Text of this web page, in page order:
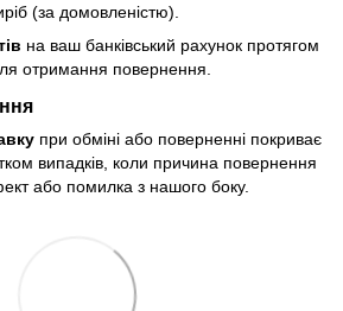
(за домовленістю).
на ваш банківський рахунок протягом
отримання повернення.
при обміні або поверненні покриває
випадків, коли причина повернення
або помилка з нашого боку.